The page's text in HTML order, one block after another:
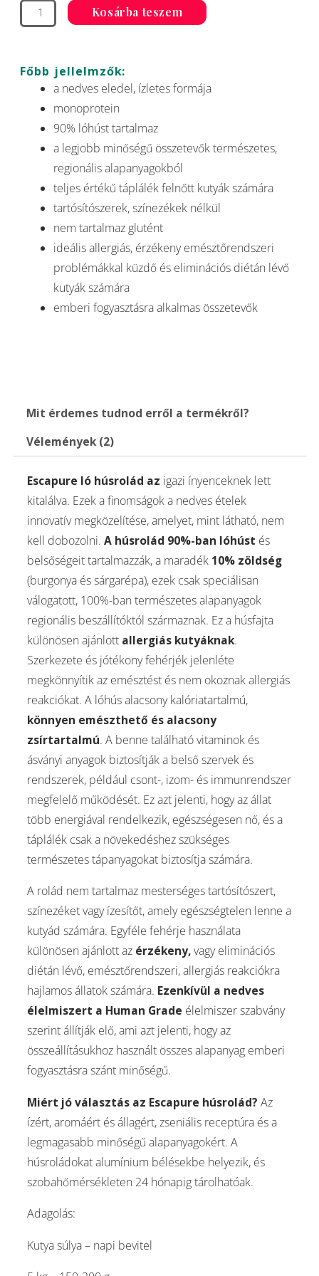
800
mennyiség
Kosárba teszem
Főbb jellelmzők:
a nedves eledel, ízletes formája
monoprotein
90% lóhúst tartalmaz
a legjobb minőségű összetevők természetes,
regionális alapanyagokból
teljes értékű táplálék felnőtt kutyák számára
tartósítószerek, színezékek nélkül
nem tartalmaz glutént
ideális allergiás, érzékeny emésztőrendszeri
problémákkal küzdő és eliminációs diétán lévő
kutyák számára
emberi fogyasztásra alkalmas összetevők
Mit érdemes tudnod erről a termékről?
Vélemények (2)
Escapure ló húsrolád az igazi ínyenceknek lett
kitalálva. Ezek a finomságok a nedves ételek
innovatív megközelítése, amelyet, mint látható, nem
kell dobozolni.A húsrolád 90%-ban lóhúst és
belsőségeit tartalmazzák, a maradék 10% zöldség
(burgonya és sárgarépa), ezek csak speciálisan
válogatott, 100%-ban természetes alapanyagok
regionális beszállítóktól származnak. Ez a húsfajta
különösen ajánlott allergiás kutyáknak.
Szerkezete és jótékony fehérjék jelenléte
megkönnyítik az emésztést és nem okoznak allergiás
reakciókat. A lóhús alacsony kalóriatartalmú,
könnyen emészthető és alacsony
zsírtartalmú. A benne található vitaminok és
ásványi anyagok biztosítják a belső szervek és
rendszerek, például csont-, izom- és immunrendszer
megfelelő működését. Ez azt jelenti, hogy az állat
több energiával rendelkezik, egészségesen nő, és a
táplálék csak a növekedéshez szükséges
természetes tápanyagokat biztosítja számára.
A rolád nem tartalmaz mesterséges tartósítószert,
színezéket vagy ízesítőt, amely egészségtelen lenne a
kutyád számára. Egyféle fehérje használata
különösen ajánlott az érzékeny,vagy eliminációs
diétán lévő, emésztőrendszeri, allergiás reakciókra
hajlamos állatok számára. Ezenkívül a nedves
élelmiszert a Human Grade élelmiszer szabvány
szerint állítják elő, ami azt jelenti, hogy az
összeállításukhoz használt összes alapanyag emberi
fogyasztásra szánt minőségű.
Miért jó választás az Escapure húsrolád?Az
ízért, aromáért és állagért, zseniális receptúra ​​és a
legmagasabb minőségű alapanyagokért. A
húsroládokat alumínium bélésekbe helyezik, és
szobahőmérsékleten 24 hónapig tárolhatóak.
Adagolás:
Kutya súlya – napi bevitel